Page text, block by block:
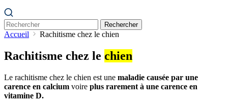
Rechercher
Accueil Rachitisme chez le chien
Rachitisme chez le chien
Le rachitisme chez le chien est une maladie causée par une
carence en calcium voire plus rarement à une carence en
vitamine D.